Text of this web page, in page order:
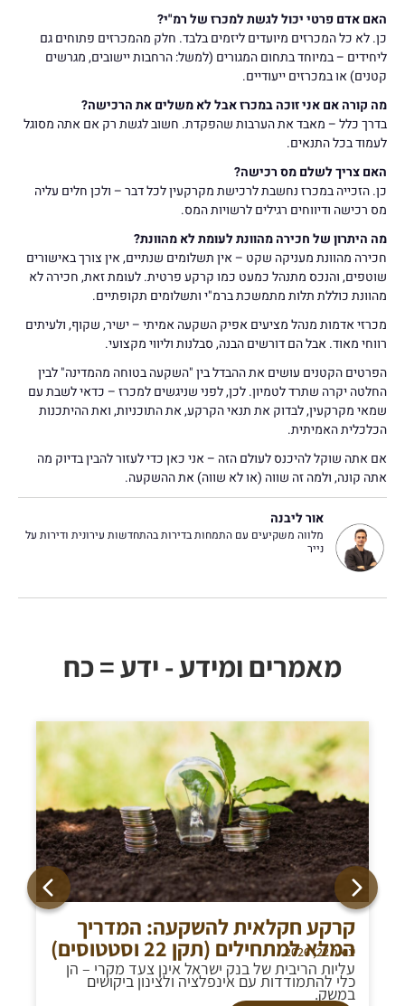
האם אדם פרטי יכול לגשת למכרז של רמ"י?
כן. לא כל המכרזים מיועדים ליזמים בלבד. חלק מהמכרזים פתוחים גם
ליחידים – במיוחד בתחום המגורים (למשל: הרחבות יישובים, מגרשים
קטנים) או במכרזים ייעודיים.
מה קורה אם אני זוכה במכרז אבל לא משלים את הרכישה?
בדרך כלל – מאבד את הערבות שהפקדת. חשוב לגשת רק אם אתה מסוגל
לעמוד בכל התנאים.
האם צריך לשלם מס רכישה?
כן. הזכייה במכרז נחשבת לרכישת מקרקעין לכל דבר – ולכן חלים עליה
מס רכישה ודיווחים רגילים לרשויות המס.
מה היתרון של חכירה מהוונת לעומת לא מהוונת?
חכירה מהוונת מעניקה שקט – אין תשלומים שנתיים, אין צורך באישורים
שוטפים, והנכס מתנהל כמעט כמו קרקע פרטית. לעומת זאת, חכירה לא
מהוונת כוללת תלות מתמשכת ברמ"י ותשלומים תקופתיים.
מכרזי אדמות מנהל מציעים אפיק השקעה אמיתי – ישיר, שקוף, ולעיתים
רווחי מאוד. אבל הם דורשים הבנה, סבלנות וליווי מקצועי.
הפרטים הקטנים עושים את ההבדל בין "השקעה בטוחה מהמדינה" לבין
החלטה יקרה שתרד לטמיון. לכן, לפני שניגשים למכרז – כדאי לשבת עם
שמאי מקרקעין, לבדוק את תנאי הקרקע, את התוכניות, ואת ההיתכנות
הכלכלית האמיתית.
אם אתה שוקל להיכנס לעולם הזה – אני כאן כדי לעזור להבין בדיוק מה
אתה קונה, ולמה זה שווה (או לא שווה) את ההשקעה.
אור ליבנה
מלווה משקיעים עם התמחות בדירות בהתחדשות עירונית ודירות על
נייר
מאמרים ומידע - ידע = כח
קרקע חקלאית להשקעה: המדריך
המלא למתחילים (תקן 22 וסטטוסים)
ינואר 22, 2026
עליות הריבית של בנק ישראל אינן צעד מקרי – הן
כלי להתמודדות עם אינפלציה ולצינון ביקושים
במשק.